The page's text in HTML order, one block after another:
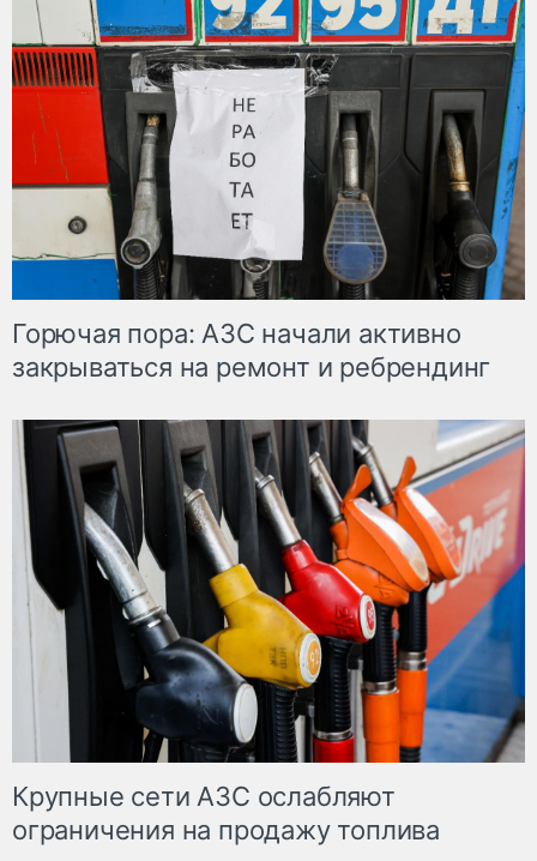
Горючая пора: АЗС начали активно
закрываться на ремонт и ребрендинг
Крупные сети АЗС ослабляют
ограничения на продажу топлива